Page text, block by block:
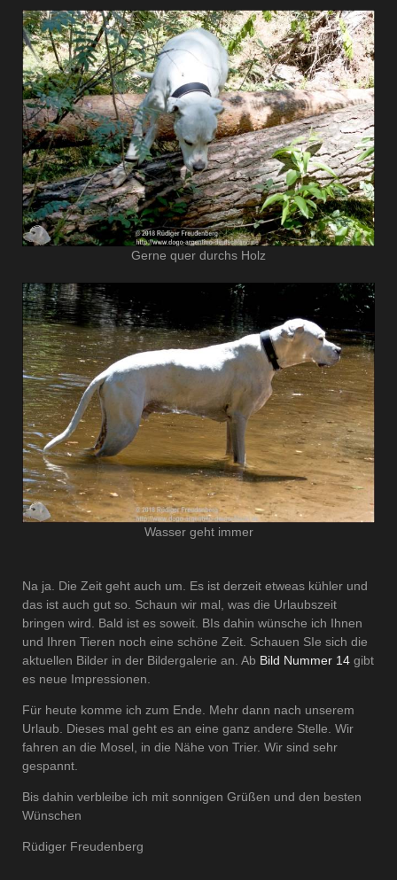
Gerne quer durchs Holz
Wasser geht immer
Na ja. Die Zeit geht auch um. Es ist derzeit etweas kühler und
das ist auch gut so. Schaun wir mal, was die Urlaubszeit
bringen wird. Bald ist es soweit. BIs dahin wünsche ich Ihnen
und Ihren Tieren noch eine schöne Zeit. Schauen SIe sich die
aktuellen Bilder in der Bildergalerie an. Ab Bild Nummer 14 gibt
es neue Impressionen.
Für heute komme ich zum Ende. Mehr dann nach unserem
Urlaub. Dieses mal geht es an eine ganz andere Stelle. Wir
fahren an die Mosel, in die Nähe von Trier. Wir sind sehr
gespannt.
Bis dahin verbleibe ich mit sonnigen Grüßen und den besten
Wünschen
Rüdiger Freudenberg